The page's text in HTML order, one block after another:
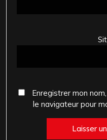
Enregistrer mon
le navigateur pour